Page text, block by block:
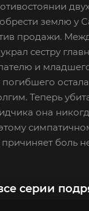
землю у
продажи.
сестру
и
Теперь
она
этому
боль
серии